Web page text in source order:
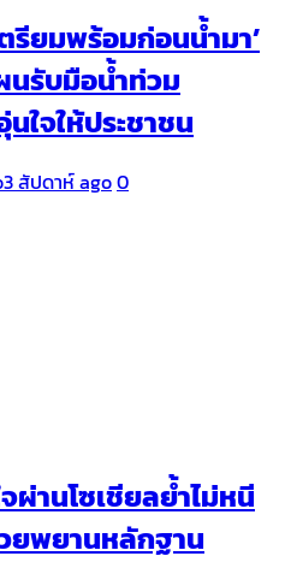
รียมพร้อมก่อนน้ำมา’
รับมือน้ำท่วม
ใจให้ประชาชน
3 สัปดาห์ ago0
านโซเชียลย้ำไม่หนี
ยพยานหลักฐาน